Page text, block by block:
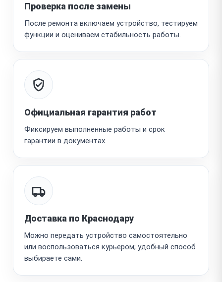
Проверка после замены
После ремонта включаем устройство, тестируем
функции и оцениваем стабильность работы.
Официальная гарантия работ
Фиксируем выполненные работы и срок
гарантии в документах.
Доставка по Краснодару
Можно передать устройство самостоятельно
или воспользоваться курьером; удобный способ
выбираете сами.